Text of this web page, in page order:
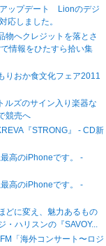
ップデート Lionのデジ
応しました。
物へクレジットを落とさ
情報をひたすら拾い集
りおか食文化フェア2011
ルズのサイン入り楽器な
競売へ
『STRONG』 - CD新
高のiPhoneです。 -
高のiPhoneです。 -
どに変え、魅力あるもの
・ハリスンの『SAVOY...
「海外コンサート〜ロジ